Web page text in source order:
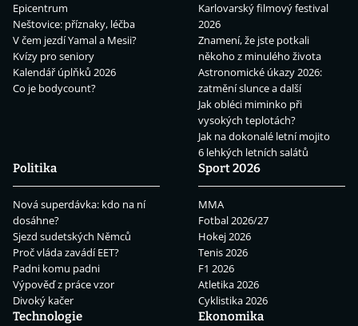
Epicentrum
Neštovice: příznaky, léčba
V čem jezdí Yamal a Mesii?
Kvízy pro seniory
Kalendář úplňků 2026
Co je bodycount?
Karlovarský filmový festival
2026
Znamení, že jste potkali
někoho z minulého života
Astronomické úkazy 2026:
zatmění slunce a další
Jak obléci miminko při
vysokých teplotách?
Jak na dokonalé letní mojito
6 lehkých letních salátů
Politika
Nová superdávka: kdo na ní
dosáhne?
Sjezd sudetských Němců
Proč vláda zavádí EET?
Padni komu padni
Výpověď z práce vzor
Divoký kačer
Sport 2026
MMA
Fotbal 2026/27
Hokej 2026
Tenis 2026
F1 2026
Atletika 2026
Cyklistika 2026
Technologie
Ekonomika